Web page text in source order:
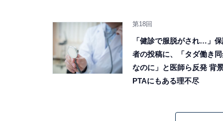
第18回
「健診で服脱がされ…」
者の投稿に、「タダ働き
なのに」と医師ら反発 背
PTAにもある理不尽